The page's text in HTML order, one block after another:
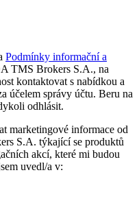
Podmínky informační a
TMS Brokers S.A., na
kontaktovat s nabídkou a
účelem správy účtu. Beru na
odhlásit.
marketingové informace od
S.A. týkající se produktů
akcí, které mi budou
uvedl/a v: